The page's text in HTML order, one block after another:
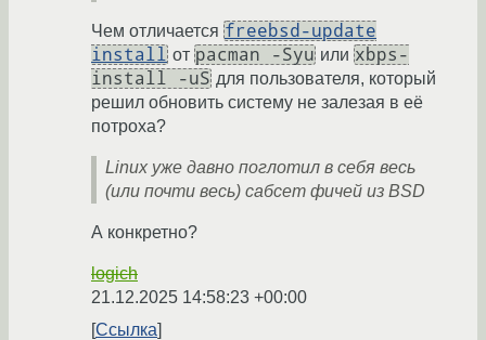
Чем отличается freebsd-update
install от pacman -Syu или xbps-
install -uS для пользователя, который
решил обновить систему не залезая в её
потроха?
Linux уже давно поглотил в себя весь
(или почти весь) сабсет фичей из BSD
А конкретно?
logich
21.12.2025 14:58:23 +00:00
Ссылка